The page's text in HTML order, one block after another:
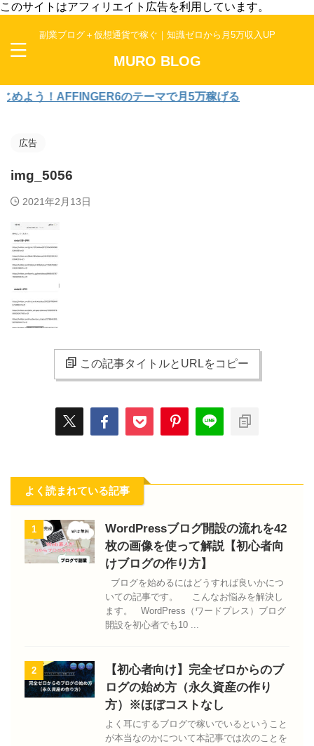
このサイトはアフィリエイト広告を利用しています。
副業ブログ＋仮想通貨で稼ぐ｜知識ゼロから月5万収入UP
MURO BLOG
う！AFFINGER6のテーマで月5万稼げる
広告
img_5056
2021年2月13日
この記事タイトルとURLをコピー
よく読まれている記事
1
WordPressブログ開設の流れを42
枚の画像を使って解説【初心者向
けブログの作り方】
ブログを始めるにはどうすれば良いかにつ
いての記事です。 こんなお悩みを解決し
ます。 WordPress（ワードプレス）ブログ
開設を初心者でも10 ...
2
【初心者向け】完全ゼロからのブ
ログの始め方（永久資産の作り
方）※ほぼコストなし
よく耳にするブログで稼いでいるということ
が本当なのかについて本記事では次のことを